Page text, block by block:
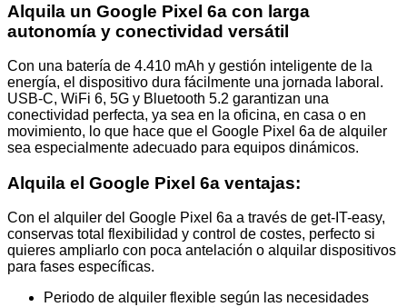
Alquila un Google Pixel 6a con larga
autonomía y conectividad versátil
Con una batería de 4.410 mAh y gestión inteligente de la
energía, el dispositivo dura fácilmente una jornada laboral.
USB-C, WiFi 6, 5G y Bluetooth 5.2 garantizan una
conectividad perfecta, ya sea en la oficina, en casa o en
movimiento, lo que hace que el Google Pixel 6a de alquiler
sea especialmente adecuado para equipos dinámicos.
Alquila el Google Pixel 6a ventajas:
Con el alquiler del Google Pixel 6a a través de get-IT-easy,
conservas total flexibilidad y control de costes, perfecto si
quieres ampliarlo con poca antelación o alquilar dispositivos
para fases específicas.
Periodo de alquiler flexible según las necesidades